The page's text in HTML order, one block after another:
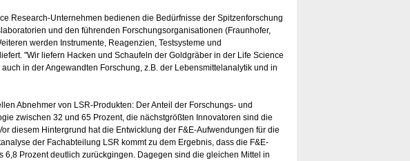
Research-Unternehmen bedienen die Bedürfnisse der Spitzenforschung
und den führenden Forschungsorganisationen (Fraunhofer,
werden Instrumente, Reagenzien, Testsysteme und
"Wir liefern Hacken und Schaufeln der Goldgräber in der Life Science
in der Angewandten Forschung, z.B. der Lebensmittelanalytik und in
Abnehmer von LSR-Produkten: Der Anteil der Forschungs- und
zwischen 32 und 65 Prozent, die nächstgrößten Innovatoren sind die
diesem Hintergrund hat die Entwicklung der F&E-Aufwendungen für die
der Fachabteilung LSR kommt zu dem Ergebnis, dass die F&E-
Prozent deutlich zurückgingen. Dagegen sind die gleichen Mittel in